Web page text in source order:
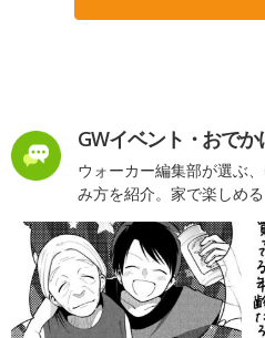
GWイベント・おでか
ウォーカー編集部が選ぶ
み方を紹介。家で楽しめ